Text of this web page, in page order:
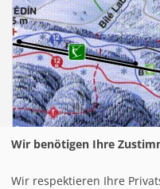
Wir benötigen Ihre
Wir respektieren Ihre